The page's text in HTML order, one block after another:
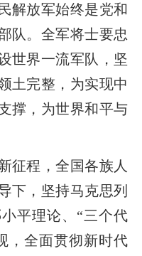
放军始终是党和
队。全军将士要忠
世界一流军队，坚
土完整，为实现中
撑，为世界和平与
程，全国各族人
下，坚持马克思列
平理论、“三个代
，全面贯彻新时代